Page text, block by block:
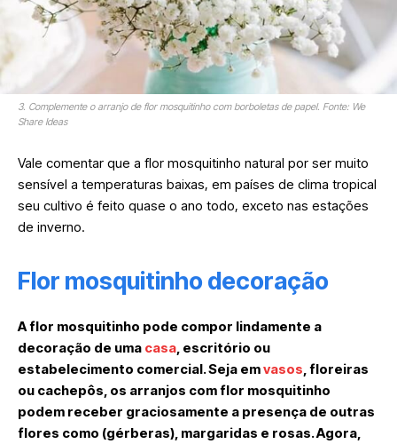
3. Complemente o arranjo de flor mosquitinho com borboletas de papel. Fonte: We
Share Ideas
Vale comentar que a flor mosquitinho natural por ser muito
sensível a temperaturas baixas, em países de clima tropical
seu cultivo é feito quase o ano todo, exceto nas estações
de inverno.
Flor mosquitinho decoração
A flor mosquitinho pode compor lindamente a
decoração de uma casa, escritório ou
estabelecimento comercial. Seja emvasos, floreiras
ou cachepôs, os arranjos com flor mosquitinho
podem receber graciosamente a presença de outras
flores como (gérberas), margaridas e rosas. Agora,